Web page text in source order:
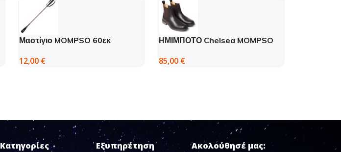
Μαστίγιο MOMPSO 60εκ
12,00 €
ΗΜΙΜΠΟΤΟ Chelsea MOMPSO
85,00 €
Κατηγορίες
Εξυπηρέτηση
Ακολούθησέ μας: